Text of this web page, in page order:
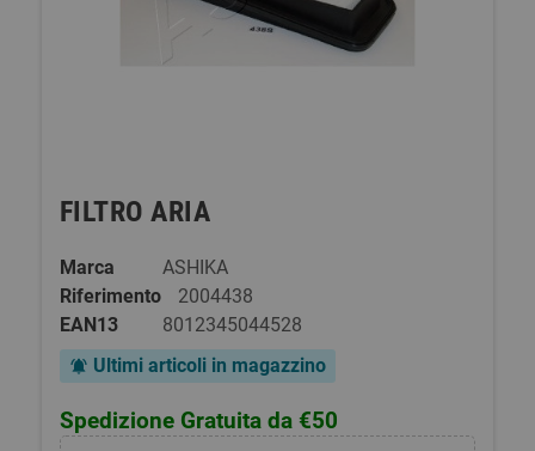
FILTRO ARIA
Marca
ASHIKA
Riferimento
2004438
EAN13
8012345044528
notifications_active Ultimi articoli in magazzino
Spedizione Gratuita da €50